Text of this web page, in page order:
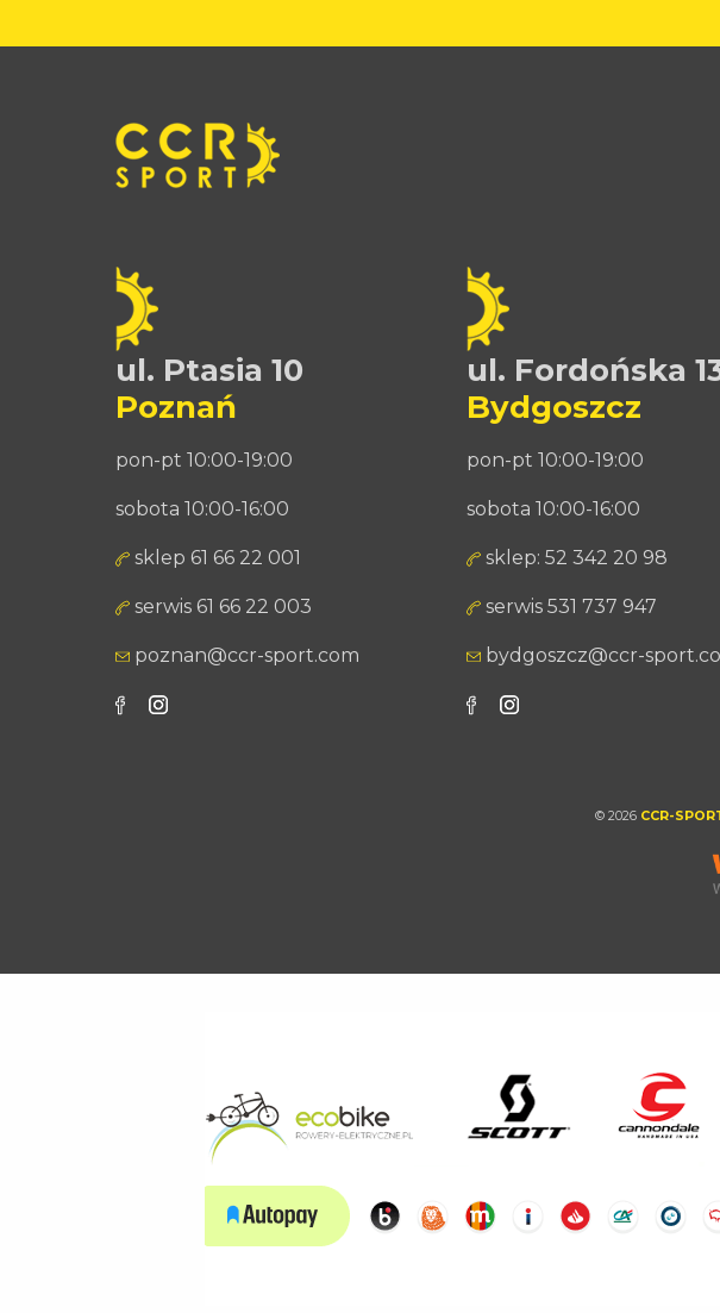
ul. Ptasia 10
Poznań
pon-pt 10:00-19:00
sobota 10:00-16:00
sklep 61 66 22 001
serwis 61 66 22 003
poznan@ccr-sport.com
ul. Fordońska
Bydgoszcz
pon-pt 10:00-19:00
sobota 10:00-16:00
sklep: 52 342 20 98
serwis 531 737 947
bydgoszcz@ccr-
© 2026 CCR-